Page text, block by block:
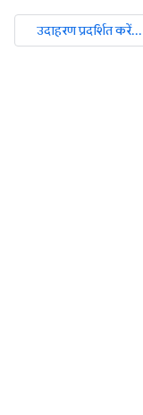
उदाहरण प्रदर्शित करें...